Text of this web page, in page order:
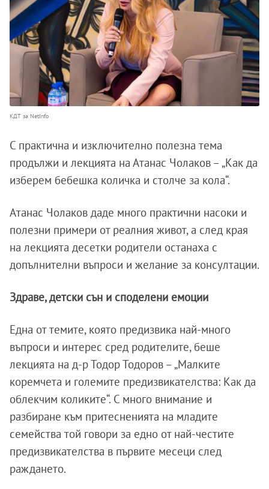
КДТ за NetInfo
С практична и изключително полезна тема
продължи и лекцията на Атанас Чолаков – „Как да
изберем бебешка количка и столче за кола“.
Атанас Чолаков даде много практични насоки и
полезни примери от реалния живот, а след края
на лекцията десетки родители останаха с
допълнителни въпроси и желание за консултации.
Здраве, детски сън и споделени емоции
Една от темите, която предизвика най-много
въпроси и интерес сред родителите, беше
лекцията на д-р Тодор Тодоров – „Малките
коремчета и големите предизвикателства: Как да
облекчим коликите“. С много внимание и
разбиране към притесненията на младите
семейства той говори за едно от най-честите
предизвикателства в първите месеци след
раждането.